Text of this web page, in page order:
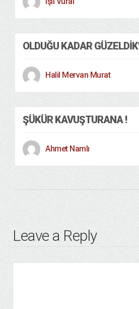
OLDUĞU KADAR
Halil Mervan Murat
ŞÜKÜR KAVUŞTURANA !
Ahmet Namlı
Leave a Reply